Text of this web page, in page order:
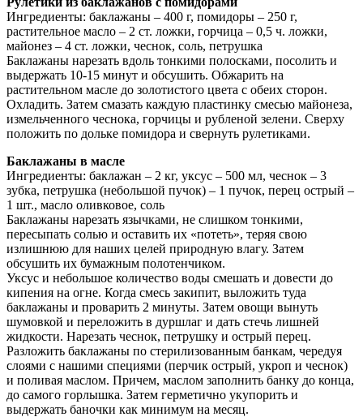
Ингредиенты: баклажаны – 400 г, помидоры – 250 г,
растительное масло – 2 ст. ложки, горчица – 0,5 ч. ложки,
майонез – 4 ст. ложки, чеснок, соль, петрушкa
Баклажаны нарезать вдоль тонкими полосками, посолить и
выдержать 10-15 минут и обсушить. Обжарить на
растительном масле до золотистого цвета с обеих сторон.
Охладить. Затем смазать каждую пластинку смесью майонеза,
измельченного чеснока, горчицы и рубленой зелени. Сверху
положить по дольке помидора и свернуть рулетиками.
Баклажаны в масле
Ингредиенты: баклажан – 2 кг, уксус – 500 мл, чеснок – 3
зубка, петрушка (небольшой пучок) – 1 пучок, перец острый –
1 шт., масло оливковое, соль
Баклажаны нарезать язычками, не слишком тонкими,
пересыпать солью и оставить их «потеть», теряя свою
излишнюю для наших целей природную влагу. Затем
обсушить их бумажным полотенчиком.
Уксус и небольшое количество воды смешать и довести до
кипения на огне. Когда смесь закипит, выложить туда
баклажаны и проварить 2 минуты. Затем овощи вынуть
шумовкой и переложить в дуршлаг и дать стечь лишней
жидкости. Нарезать чеснок, петрушку и острый перец.
Разложить баклажаны по стерилизованным банкам, чередуя
слоями с нашими специями (перчик острый, укроп и чеснок)
и поливая маслом. Причем, маслом заполнить банку до конца,
до самого горлышка. Затем герметично укупорить и
выдержать баночки как минимум на месяц.